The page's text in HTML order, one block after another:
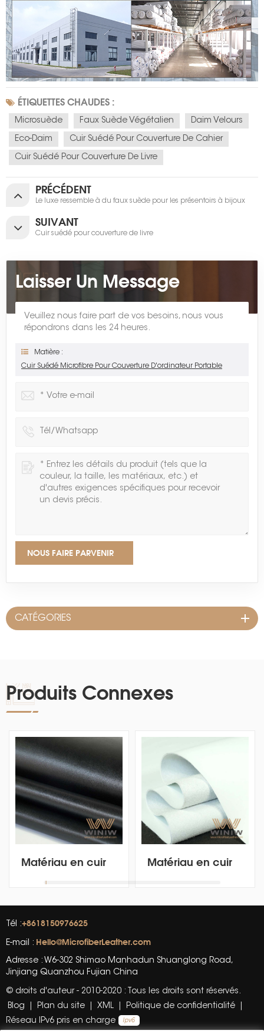
ÉTIQUETTES CHAUDES :
Microsuède Faux Suède Végétalien Daim Velours
Eco-Daim Cuir Suédé Pour Couverture De Cahier
Cuir Suédé Pour Couverture De Livre
PRÉCÉDENT
Le luxe ressemble à du faux suède pour les présentoirs à bijoux
SUIVANT
Cuir suédé pour couverture de livre
Laisser Un Message
Veuillez nous faire part de vos besoins, nous vous
répondrons dans les 24 heures.
Matière :
Cuir Suédé Microfibre Pour Couverture D'ordinateur Portable
NOUS FAIRE PARVENIR
CATÉGORIES
Produits Connexes
Matériau en cuir
pour housses de
siège de voiture
Matériau en cuir
pour housses de
Tél :+8618150976625
E-mail : Hello@MicrofiberLeather.com
Adresse : W6-302 Shimao Manhadun Shuanglong Road,
Jinjiang Quanzhou Fujian China
© droits d'auteur - 2010-2020 : Tous les droits sont réservés.
Blog
Plan du site XML Politique de confidentialité
Réseau IPv6 pris en charge